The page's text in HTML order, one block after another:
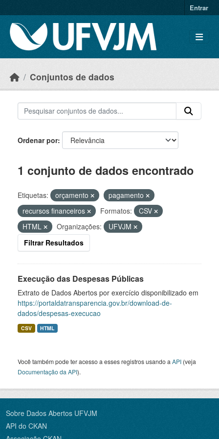
Entrar
Conjuntos de dados
Ordenar por
1 conjunto de dados encontrado
Etiquetas: orçamento
pagamento
recursos financeiros
Formatos:
CSV
HTML
Organizações:
UFVJM
Filtrar Resultados
Execução das Despesas Públicas
Extrato de Dados Abertos por exercício disponibilizado em
https://portaldatransparencia.gov.br/download-de-
dados/despesas-execucao
CSV HTML
Você também pode ter acesso a esses registros usando a API (veja
Documentação da API).
Sobre Dados Abertos UFVJM
API do CKAN